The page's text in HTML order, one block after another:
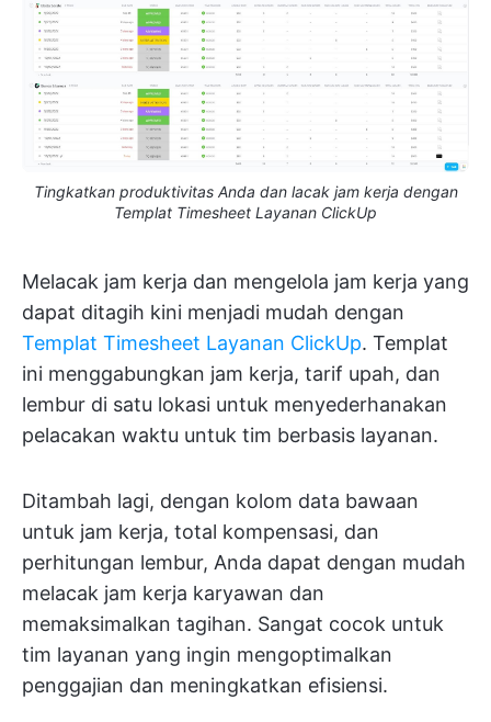
Tingkatkan produktivitas Anda dan lacak jam kerja dengan
Templat Timesheet Layanan ClickUp
Melacak jam kerja dan mengelola jam kerja yang
dapat ditagih kini menjadi mudah dengan
Templat Timesheet Layanan ClickUp. Templat
ini menggabungkan jam kerja, tarif upah, dan
lembur di satu lokasi untuk menyederhanakan
pelacakan waktu untuk tim berbasis layanan.
Ditambah lagi, dengan kolom data bawaan
untuk jam kerja, total kompensasi, dan
perhitungan lembur, Anda dapat dengan mudah
melacak jam kerja karyawan dan
memaksimalkan tagihan. Sangat cocok untuk
tim layanan yang ingin mengoptimalkan
penggajian dan meningkatkan efisiensi.